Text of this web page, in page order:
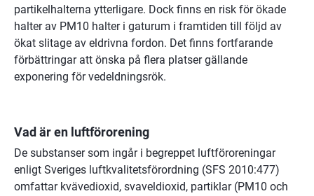
partikelhalterna ytterligare. Dock finns en risk för ökade
halter av PM10 halter i gaturum i framtiden till följd av
ökat slitage av eldrivna fordon. Det finns fortfarande
förbättringar att önska på flera platser gällande
exponering för vedeldningsrök.
Vad är en luftförorening
De substanser som ingår i begreppet luftföroreningar
enligt Sveriges luftkvalitetsförordning (SFS 2010:477)
omfattar kvävedioxid, svaveldioxid, partiklar (PM10 och